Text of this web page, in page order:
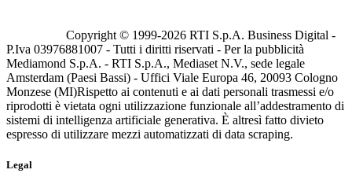
Copyright © 1999-2026 RTI S.p.A. Business Digital -
P.Iva 03976881007 - Tutti i diritti riservati - Per la pubblicità
Mediamond S.p.A. - RTI S.p.A., Mediaset N.V., sede legale
Amsterdam (Paesi Bassi) - Uffici Viale Europa 46, 20093 Cologno
Monzese (MI)Rispetto ai contenuti e ai dati personali trasmessi e/o
riprodotti è vietata ogni utilizzazione funzionale all’addestramento di
sistemi di intelligenza artificiale generativa. È altresì fatto divieto
espresso di utilizzare mezzi automatizzati di data scraping.
Legal